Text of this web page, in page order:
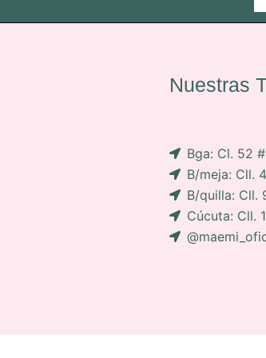
Nuestras
Bga: Cl. 52
B/meja: Cll.
B/quilla: Cll.
Cúcuta: Cll.